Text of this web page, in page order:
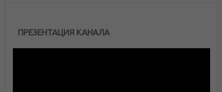
ПРЕЗЕНТАЦИЯ КАНАЛА